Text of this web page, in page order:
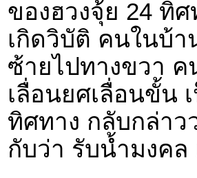
ของฮวงจุ้ย 24 ทิ
เกิดวิบัติ คนในบ้า
ซ้ายไปทางขวา
เลื่อนยศเลื่อนขั้น
ทิศทาง กลับกล่า
กับว่า รับน้ำมงค